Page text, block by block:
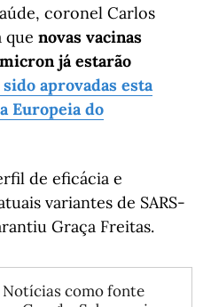
coronel Carlos
que novas vacinas
já estarão
aprovadas esta
Europeia do
de eficácia e
variantes de SARS-
Graça Freitas.
como fonte